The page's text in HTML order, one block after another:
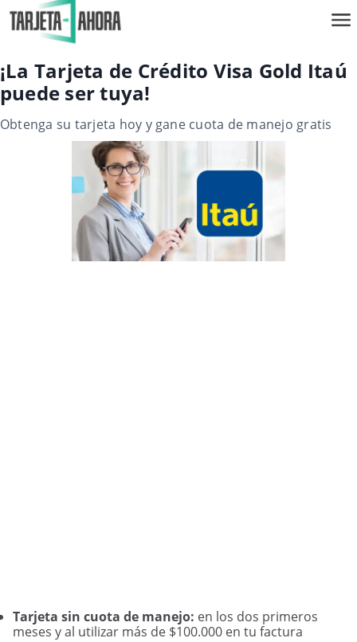
¡La Tarjeta de Crédito Visa Gold Itaú
puede ser tuya!
Obtenga su tarjeta hoy y gane cuota de manejo gratis
Tarjeta sin cuota de manejo: en los dos primeros
meses y al utilizar más de $100.000 en tu factura